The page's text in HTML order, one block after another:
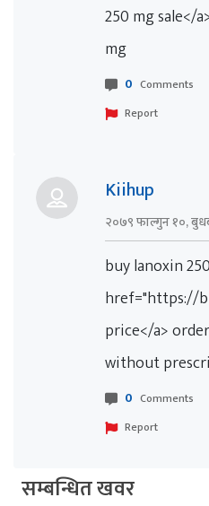
250 mg sale</
mg
0 Comments
Report
Kiihup
२०७९ फाल्गुन १०,
buy lanoxin
href="https://
price</a>
without
0 Comments
Report
सम्बन्धित खवर